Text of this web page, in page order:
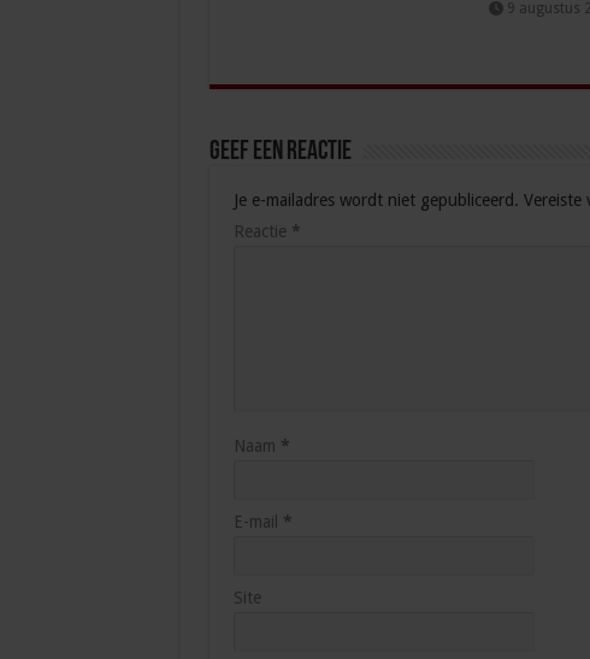
9 augustus
Geef een reactie
Je e-mailadres wordt niet gepubliceerd. Vereiste
Reactie *
Naam *
E-mail *
Site